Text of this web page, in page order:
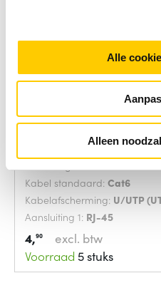
Alle
Alleen
netwerkkabel Blauw
Kabel standaard: Cat6
Kabelafscherming: U/UTP
Aansluiting 1: RJ-45
4,90
excl. btw
Voorraad 5 stuks